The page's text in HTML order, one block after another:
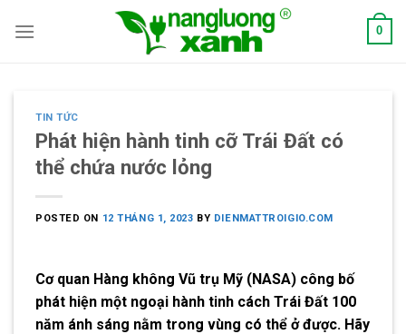
0
TIN TỨC
Phát hiện hành tinh cỡ Trái Đất có
thể chứa nước lỏng
POSTED ON 12 THÁNG 1, 2023 BY DIENMATTROIGIO.COM
Cơ quan Hàng không Vũ trụ Mỹ (NASA) công bố
phát hiện một ngoại hành tinh cách Trái Đất 100
năm ánh sáng nằm trong vùng có thể ở được. Hãy